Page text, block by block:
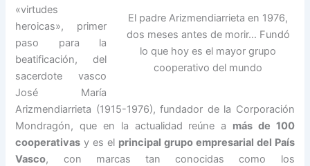
El padre Arizmendiarrieta en 1976,
dos meses antes de morir… Fundó
lo que hoy es el mayor grupo
cooperativo del mundo
«virtudes
heroicas», primer
paso para la
beatificación, del
sacerdote vasco
José María
Arizmendiarrieta (1915-1976), fundador de la Corporación
Mondragón, que en la actualidad reúne a más de 100
cooperativas y es el principal grupo empresarial del País
Vasco, con marcas tan conocidas como los